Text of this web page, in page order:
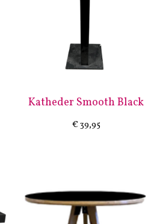
Katheder Smooth Black
€39,95